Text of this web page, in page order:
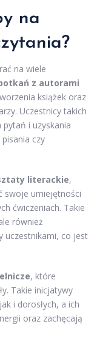
na
na wiele
z autorami
książek oraz
Uczestnicy takich
i uzyskania
czy
literackie,
swoje umiejętności
ćwiczeniach. Takie
również
uczestnikami, co jest
, które
Takie inicjatywy
i dorosłych, a ich
oraz zachęcają